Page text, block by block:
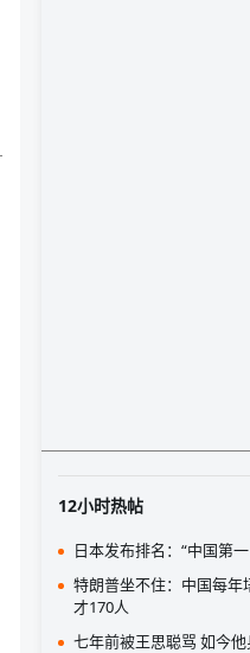
12小时热帖
日本发布排名：“中国第
特朗普坐不住：中国每年
才170人
七年前被王思聪骂 如今